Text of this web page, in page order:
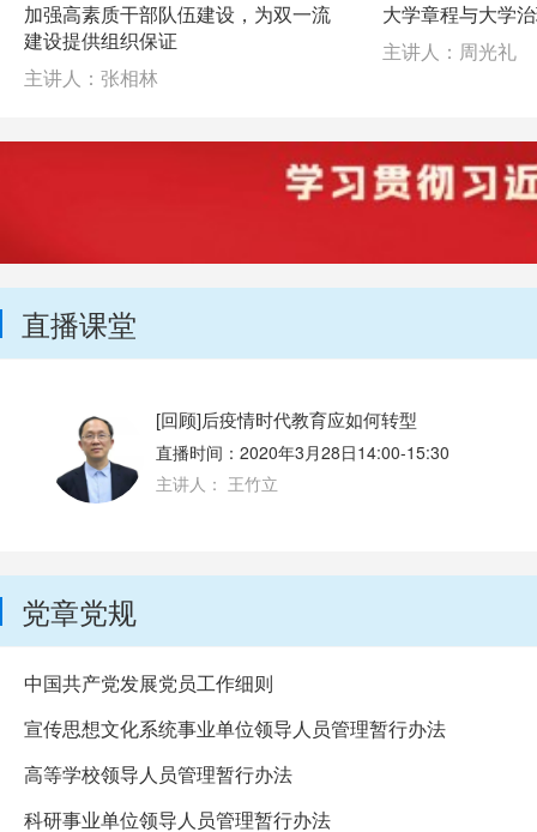
加强高素质干部队伍建设，为双一流
建设提供组织保证
主讲人：张相林
大学章程与大学
主讲人：周光礼
直播课堂
[回顾]后疫情时代教育应如何转型
直播时间：2020年3月28日14:00-15:30
主讲人： 王竹立
党章党规
中国共产党发展党员工作细则
宣传思想文化系统事业单位领导人员管理暂行办法
高等学校领导人员管理暂行办法
科研事业单位领导人员管理暂行办法